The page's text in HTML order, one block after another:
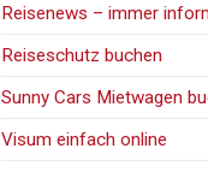
Reisenews – immer
Reiseschutz buchen
Sunny Cars Mietwagen
Visum einfach online